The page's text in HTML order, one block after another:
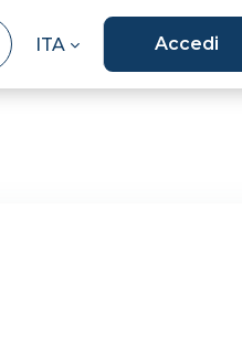
ITA Accedi